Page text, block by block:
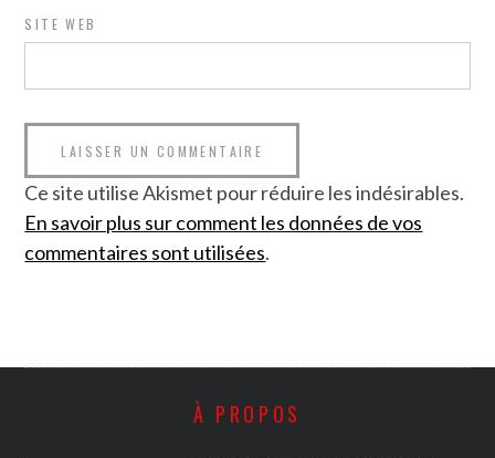
SITE WEB
Ce site utilise Akismet pour réduire les indésirables.
En savoir plus sur comment les données de vos
commentaires sont utilisées.
À PROPOS